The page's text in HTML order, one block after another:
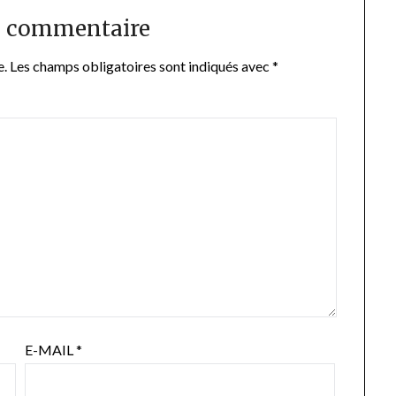
commentaire
Les champs obligatoires sont indiqués avec *
E-MAIL*